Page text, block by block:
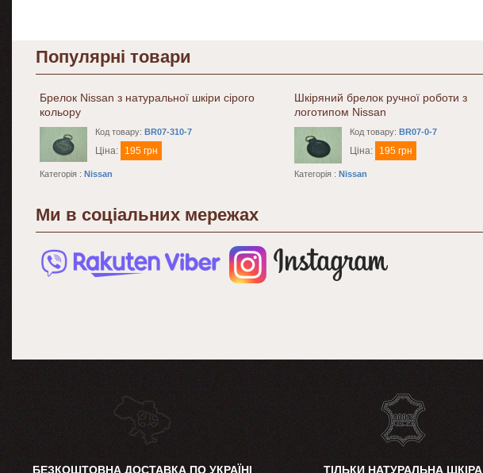
Популярні товари
Брелок Nissan з натуральної шкіри сірого
кольору
Код товару: BR07-310-7
Ціна: 195 грн
Категорія : Nissan
Шкіряний брелок ручної роботи з
логотипом Nissan
Код товару: BR07-0-7
Ціна: 195 грн
Категорія : Nissan
Ми в соціальних мережах
БЕЗКОШТОВНА ДОСТАВКА ПО УКРАЇНІ ТІЛЬКИ НАТУРАЛЬНА ШКІРА